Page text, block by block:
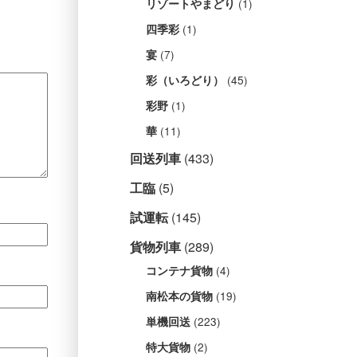
リゾートやまどり (1)
四季彩 (1)
宴 (7)
彩（いろどり） (45)
彩野 (1)
華 (11)
回送列車 (433)
工臨 (5)
試運転(145)
貨物列車 (289)
コンテナ貨物 (4)
南松本の貨物 (19)
単機回送 (223)
特大貨物 (2)